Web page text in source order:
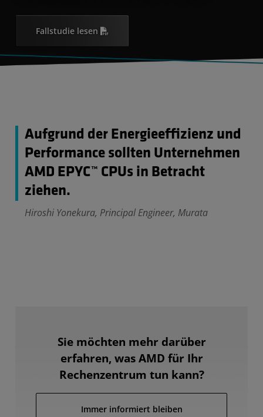
Fallstudie lesen
Aufgrund der Energieeffizienz und
Performance sollten Unternehmen
AMD EPYC™ CPUs in Betracht
ziehen.
Hiroshi Yonekura, Principal Engineer, Murata
Sie möchten mehr darüber
erfahren, was AMD für Ihr
Rechenzentrum tun kann?
Immer informiert bleiben